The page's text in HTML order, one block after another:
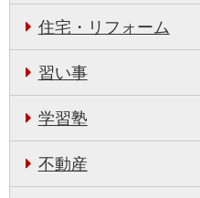
住宅・リフォーム
習い事
学習塾
不動産